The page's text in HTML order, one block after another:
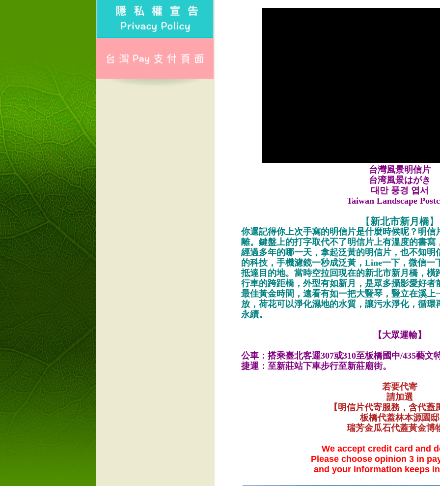
台灣風景明信片
台湾風景はがき
대만 풍경 엽서
Taiwan Landscape
【新北市新月橋】
你還記得你上次手寫的明信片是什麼時候呢？明信
離。鍵盤上的打字取代不了明信片上有溫度的書寫
經過多年的哪一天，拿起泛黃的明信片，也不知明
的科技，手機濾鏡一秒成泛黃，Line一下，微信一
抵達目的地。當時空拉回現在的新北市新月橋，橫
行車的跨距橋，外型有如新月，是眾多攝影愛好者
最佳黃金時間，遠看有如一把大豎琴，豎立在溪上
放，荷花可以淨化濕地的水質，讓污水淨化，循
永續。
【大眾運輸】
公車：搭乘臺北客運307或310至板橋國中/435藝文
捷運：至新莊站下車步行至新莊廟街。
若要代寄
請加選
【明信片代寄服務，含代蓋
板橋代蓋林本源園邸
瑞芳金瓜石代蓋黃金博
We accept credit card and
Please choose opinion 3 in
and your information keeps